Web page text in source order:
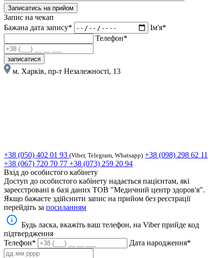
Записатись на прийом
Запис на чекап
Бажана дата запису*
Ім'я*
Телефон*
записатися
м. Харків, пр-т Незалежності, 13
+38 (050) 402 01 93 (Viber, Telegram, Whatsapp) +38 (098) 298 62 11
+38 (067) 720 70 77 +38 (073) 259 20 94
Вхід до особистого кабінету
Доступ до особистого кабінету надається пацієнтам, які
зареєстровані в базі даних ТОВ "Медичний центр здоров'я".
Якщо бажаєте здійснити запис на прийом без реєстрації
перейдіть за посиланням
Будь ласка, вкажіть ваш телефон, на Viber прийде код
підтвердження
Телефон*
Дата народження*